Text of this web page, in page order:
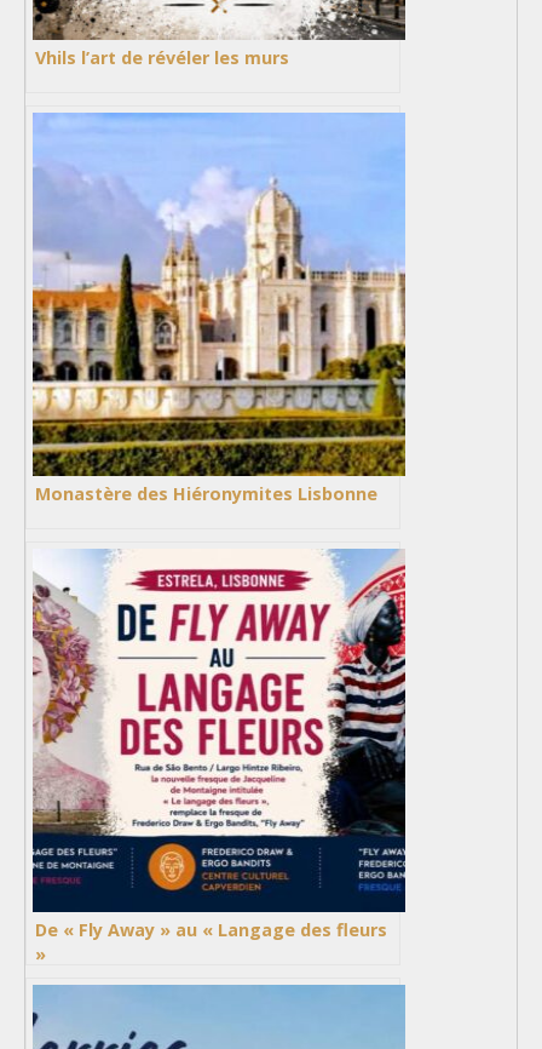
Vhils l’art de révéler les murs
Monastère des Hiéronymites Lisbonne
De « Fly Away » au « Langage des fleurs
»